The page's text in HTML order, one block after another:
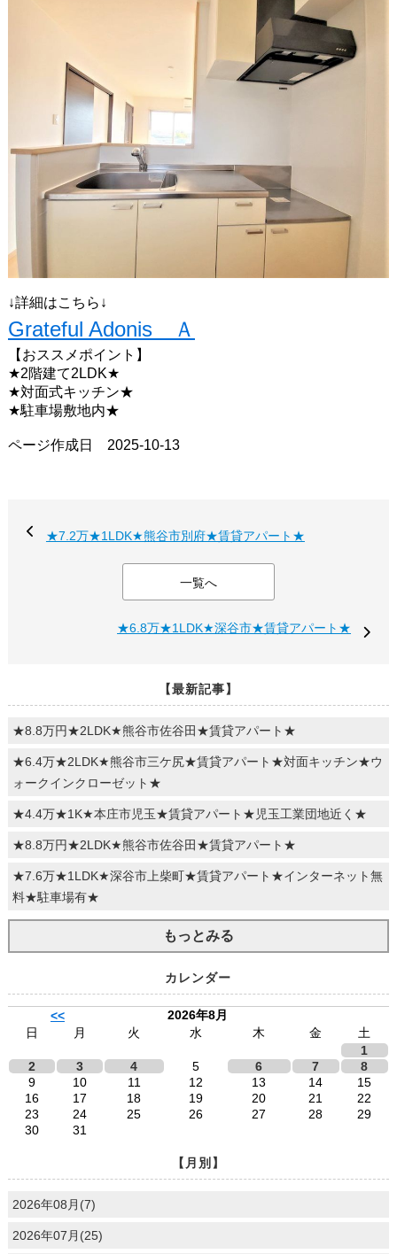
↓詳細はこちら↓
Grateful Adonis Ａ
【おススメポイント】
★2階建て2LDK★
★対面式キッチン★
★駐車場敷地内★
ページ作成日 2025-10-13
★7.2万★1LDK★熊谷市別府★賃貸アパート★
一覧へ
★6.8万★1LDK★深谷市★賃貸アパート★
【最新記事】
★8.8万円★2LDK★熊谷市佐谷田★賃貸アパート★
★6.4万★2LDK★熊谷市三ケ尻★賃貸アパート★対面キッチン★ウ
ォークインクローゼット★
★4.4万★1K★本庄市児玉★賃貸アパート★児玉工業団地近く★
★8.8万円★2LDK★熊谷市佐谷田★賃貸アパート★
★7.6万★1LDK★深谷市上柴町★賃貸アパート★インターネット無
料★駐車場有★
もっとみる
カレンダー
<<
2026年8月
日
月 火 水 木 金
土
1
2
3 4 5 6 7
8
9
10 11 12 13 14
15
16
17 18 19 20 21
22
23
24 25 26 27 28
29
30
31
【月別】
2026年08月(7)
2026年07月(25)